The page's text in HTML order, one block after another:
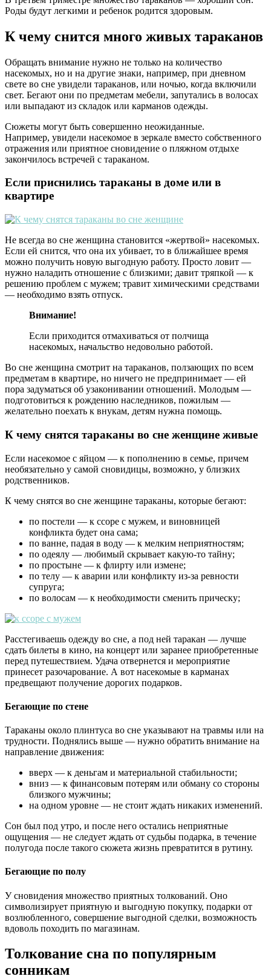
Роды будут легкими и ребенок родится здоровым.
К чему снится много живых тараканов
Обращать внимание нужно не только на количество
насекомых, но и на другие знаки, например, при дневном
свете во сне увидели тараканов, или ночью, когда включили
свет. Бегают они по предметам мебели, запутались в волосах
или выпадают из складок или карманов одежды.
Сюжеты могут быть совершенно неожиданные.
Например, увидели насекомое в зеркале вместо собственного
отражения или приятное сновидение о пляжном отдыхе
закончилось встречей с тараканом.
Если приснились тараканы в доме или в
квартире
Не всегда во сне женщина становится «жертвой» насекомых.
Если ей снится, что она их убивает, то в ближайшее время
можно получить новую выгодную работу. Просто ловит —
нужно наладить отношение с близкими; давит тряпкой — к
решению проблем с мужем; травит химическими средствами
— необходимо взять отпуск.
Внимание!
Если приходится отмахиваться от полчища
насекомых, начальство недовольно работой.
Во сне женщина смотрит на тараканов, ползающих по всем
предметам в квартире, но ничего не предпринимает — ей
пора задуматься об узаконивании отношений. Молодым —
подготовиться к рождению наследников, пожилым —
желательно поехать к внукам, детям нужна помощь.
К чему снятся тараканы во сне женщине живые
Если насекомое с яйцом — к пополнению в семье, причем
необязательно у самой сновидицы, возможно, у близких
родственников.
К чему снятся во сне женщине тараканы, которые бегают:
по постели — к ссоре с мужем, и виновницей
конфликта будет она сама;
по ванне, падая в воду — к мелким неприятностям;
по одеялу — любимый скрывает какую-то тайну;
по простыне — к флирту или измене;
по телу — к аварии или конфликту из-за ревности
супруга;
по волосам — к необходимости сменить прическу;
Расстегиваешь одежду во сне, а под ней таракан — лучше
сдать билеты в кино, на концерт или заранее приобретенные
перед путешествием. Удача отвернется и мероприятие
принесет разочарование. А вот насекомые в карманах
предвещают получение дорогих подарков.
Бегающие по стене
Тараканы около плинтуса во сне указывают на травмы или на
трудности. Поднялись выше — нужно обратить внимание на
направление движения:
вверх — к деньгам и материальной стабильности;
вниз — к финансовым потерям или обману со стороны
близкого мужчины;
на одном уровне — не стоит ждать никаких изменений.
Сон был под утро, и после него остались неприятные
ощущения — не следует ждать от судьбы подарка, в течение
полугода после такого сюжета жизнь превратится в рутину.
Бегающие по полу
У сновидения множество приятных толкований. Оно
символизирует приятную и выгодную покупку, подарки от
возлюбленного, совершение выгодной сделки, возможность
вдоволь походить по магазинам.
Толкование сна по популярным
сонникам